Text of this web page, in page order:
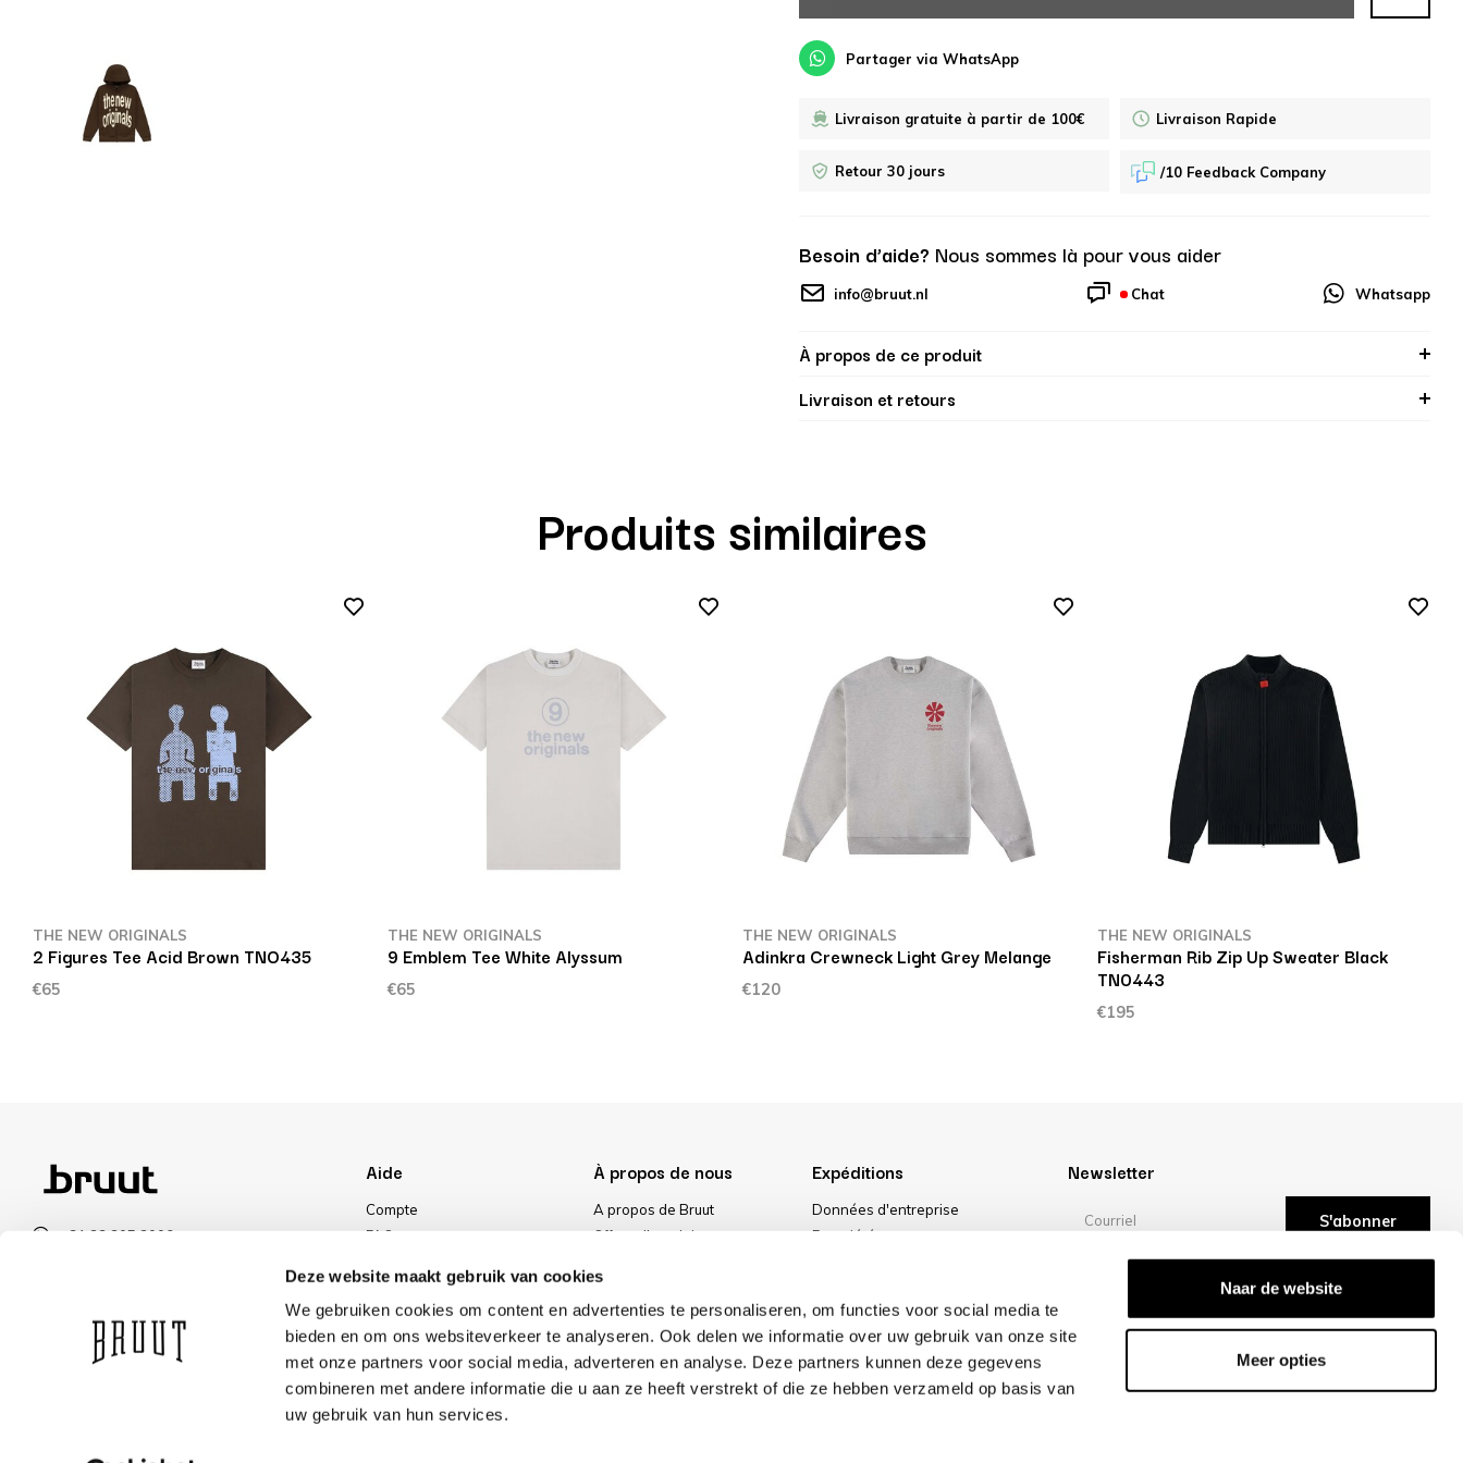
Deze website maakt gebruik van cookies
We gebruiken cookies om content en advertenties te personaliseren, om functies voor social media te
bieden en om ons websiteverkeer te analyseren. Ook delen we informatie over uw gebruik van onze site
met onze partners voor social media, adverteren en analyse. Deze partners kunnen deze gegevens
combineren met andere informatie die u aan ze heeft verstrekt of die ze hebben verzameld op basis van
uw gebruik van hun services.
Naar de website
Meer opties
Partager via WhatsApp
Livraison gratuite à partir de 100€ Livraison Rapide
Retour 30 jours /10 Feedback Company
Besoin d’aide? Nous sommes là pour vous aider
info@bruut.nl Chat Whatsapp
À propos de ce produit
Livraison et retours
Produits similaires
THE NEW ORIGINALS
2 Figures Tee Acid Brown TNO435
€65
THE NEW ORIGINALS
9 Emblem Tee White Alyssum
€65
THE NEW ORIGINALS
Adinkra Crewneck Light Grey Melange
€120
THE NEW ORIGINALS
Fisherman Rib Zip Up Sweater Black
TN0443
€195
+31 23 205 2006
VOIR LES HORAIRES D’OUVERTURE
Aide
Compte
FAQ
Méthode de paiement
Livraisons
Réduction
À propos de nous
A propos de Bruut
Offres d'emploi
Notre magasin
Expéditions
Données d'entreprise
Propriété
Cookies
Newsletter
S'abonner
/10 -